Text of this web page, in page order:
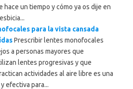
hace un tiempo y cómo ya os dije en
para la vista cansada
Prescribir lentes monofocales
a personas mayores que
lentes progresivas y que
actividades al aire libre es una
efectiva para...